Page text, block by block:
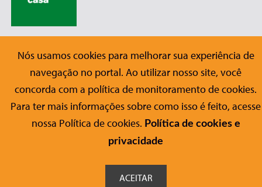
voltar
Editora Conrad
Nossos Títulos
Nós usamos cookies para melhorar sua experiência de
navegação no portal. Ao utilizar nosso site, você
concorda com a política de monitoramento de cookies.
Para ter mais informações sobre como isso é feito, acesse
nossa Política de cookies. Política de cookies e
privacidade
ACEITAR